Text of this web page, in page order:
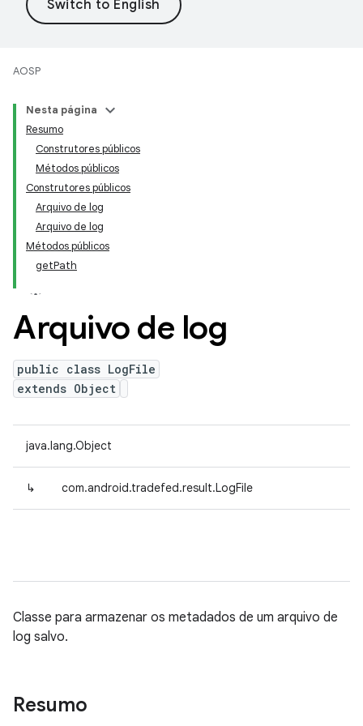
AOSP
Nesta página
Resumo
Construtores públicos
Métodos públicos
Construtores públicos
Arquivo de log
Arquivo de log
Métodos públicos
getPath
Arquivo de log
public class LogFile
extends Object
java.lang.Object
↳ com.android.tradefed.result.LogFile
Classe para armazenar os metadados de um arquivo de
log salvo.
Resumo